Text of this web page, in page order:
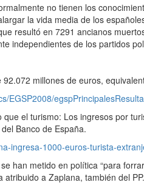
no tienen los
la vida media de los
resultó en 7291 ancianos
independientes de los partidos
millones de euros,
EGSP2008/
el turismo: Los ingresos por
Banco de España.
ingresa-1000-euros-turista-
han metido en política “para
a Zaplana, también del PP.